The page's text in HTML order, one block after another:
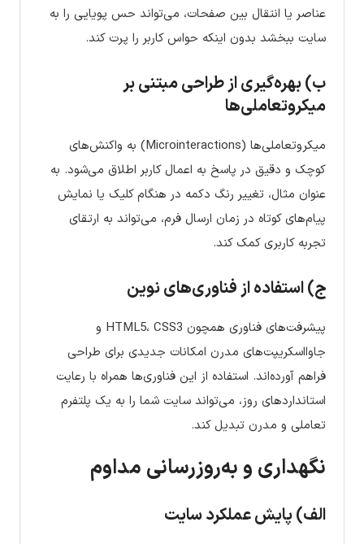
عناصر یا انتقال بین صفحات، می‌تواند حس پویایی را به
سایت ببخشد بدون اینکه حواس کاربر را پرت کند.
ب) بهره‌گیری از طراحی مبتنی بر
میکروتعاملی‌ها
میکروتعاملی‌ها (Microinteractions) به واکنش‌های
کوچک و دقیق در پاسخ به اعمال کاربر اطلاق می‌شود. به
عنوان مثال، تغییر رنگ دکمه در هنگام کلیک یا نمایش
پیام‌های کوتاه در زمان ارسال فرم، می‌تواند به ارتقای
تجربه کاربری کمک کند.
ج) استفاده از فناوری‌های نوین
پیشرفت‌های فناوری همچون HTML5، CSS3 و
جاوااسکریپت‌های مدرن امکانات جدیدی برای طراحی
فراهم آورده‌اند. استفاده از این فناوری‌ها همراه با رعایت
استانداردهای روز، می‌تواند سایت شما را به یک پلتفرم
تعاملی و مدرن تبدیل کند.
نگهداری و به‌روزرسانی مداوم
الف) پایش عملکرد سایت